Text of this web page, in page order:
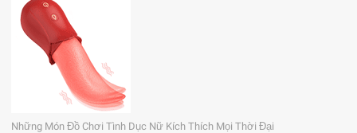
Những Món Đồ Chơi Tình Dục Nữ Kích Thích Mọi Thời Đại